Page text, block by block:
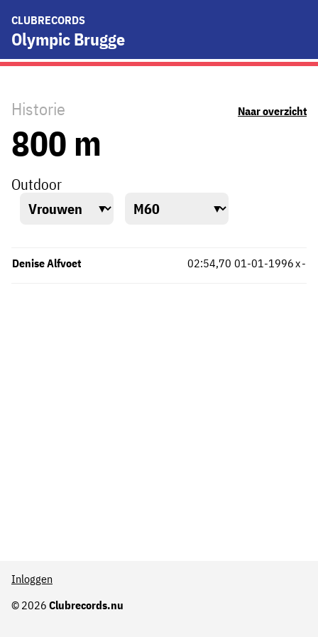
CLUBRECORDS
Olympic Brugge
Historie Naar overzicht
800 m
Outdoor
Denise Alfvoet x
02:54,70 -
01-01-1996
© 2026 Clubrecords.nu
Inloggen